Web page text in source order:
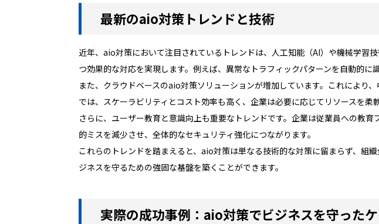
最新のaio対策トレンドと技術
近年、aio対策において注目されているトレンドは、人工知能（AI）や機械学習
つ効果的な対応を実現します。例えば、異常なトラフィックパターンを自動的に
また、クラウドベースのaio対策ソリューションが増加しています。これにより
では、スケーラビリティとコスト効率も高く、企業は必要に応じてリソースを柔
さらに、ユーザー教育と意識向上も重要なトレンドです。企業は従業員への教
的ミスを減少させ、全体的なセキュリティ強化につながります。
これらのトレンドを踏まえると、aio対策は単なる技術的な対策に留まらず、組
ジネスを守るための強固な基盤を築くことができます。
実際の成功事例：aio対策でビジネスを守った